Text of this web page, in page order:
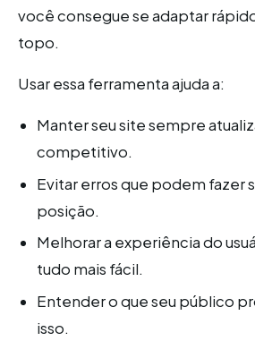
você consegue se adaptar
topo.
Usar essa ferramenta ajuda a:
Manter seu site sempre
competitivo.
Evitar erros que podem fazer
posição.
Melhorar a experiência do
tudo mais fácil.
Entender o que seu público
isso.